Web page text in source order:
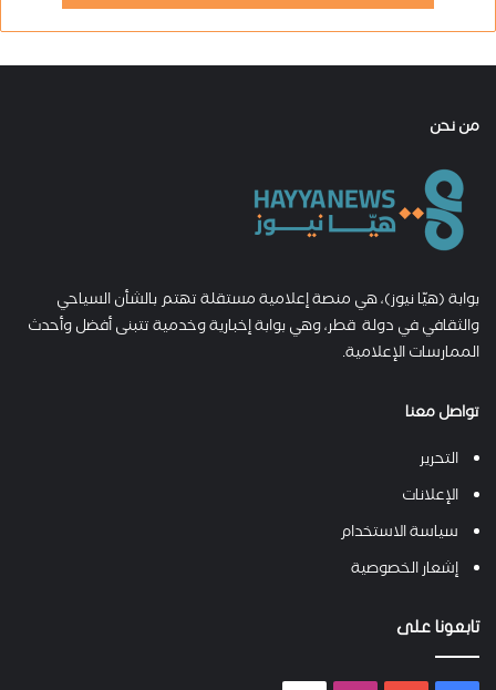
من نحن
بوابة (هيّا نيوز)، هي منصة إعلامية مستقلة تهتم بالشأن السياحي
والثقافي في دولة قطر، وهي بوابة إخبارية وخدمية تتبنى أفضل وأحدث
الممارسات الإعلامية.
تواصل معنا
التحرير
الإعلانات
سياسة الاستخدام
إشعار الخصوصية
تابعونا على